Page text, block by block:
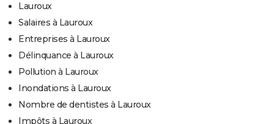
Lauroux
Salaires à Lauroux
Entreprises à Lauroux
Délinquance à Lauroux
Pollution à Lauroux
Inondations à Lauroux
Nombre de dentistes à Lauroux
Impôts à Lauroux